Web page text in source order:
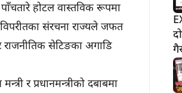
होटल वास्तविक रूपमा
संरचना राज्यले जफत
राजनीतिक सेटिङका अगाडि
र प्रधानमन्त्रीको दबाबमा